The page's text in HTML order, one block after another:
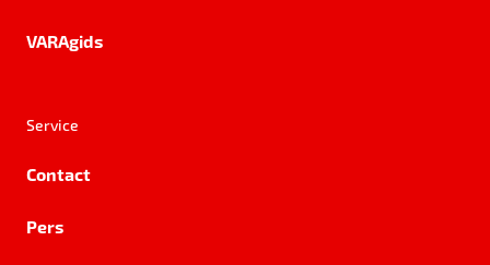
VARAgids
Service
Contact
Pers